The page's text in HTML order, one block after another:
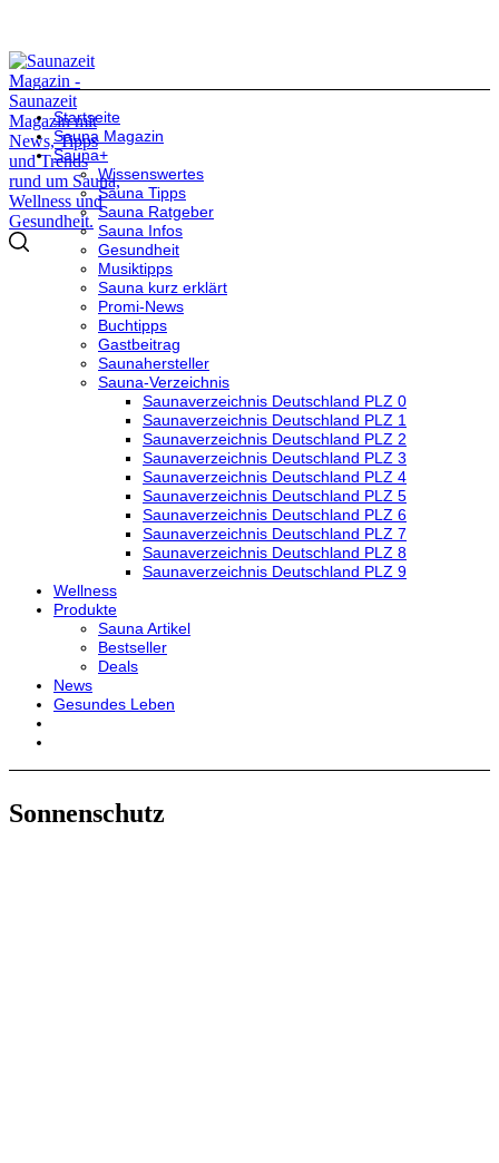
Startseite
Sauna Magazin
Sauna+
Wissenswertes
Sauna Tipps
Sauna Ratgeber
Sauna Infos
Gesundheit
Musiktipps
Sauna kurz erklärt
Promi-News
Buchtipps
Gastbeitrag
Saunahersteller
Sauna-Verzeichnis
Saunaverzeichnis Deutschland PLZ 0
Saunaverzeichnis Deutschland PLZ 1
Saunaverzeichnis Deutschland PLZ 2
Saunaverzeichnis Deutschland PLZ 3
Saunaverzeichnis Deutschland PLZ 4
Saunaverzeichnis Deutschland PLZ 5
Saunaverzeichnis Deutschland PLZ 6
Saunaverzeichnis Deutschland PLZ 7
Saunaverzeichnis Deutschland PLZ 8
Saunaverzeichnis Deutschland PLZ 9
Wellness
Produkte
Sauna Artikel
Bestseller
Deals
News
Gesundes Leben
Sonnenschutz